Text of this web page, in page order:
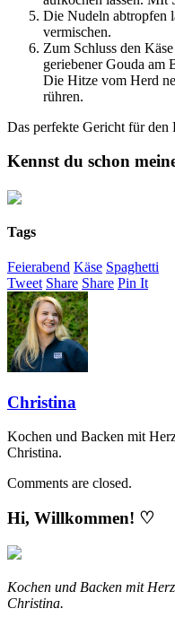
Die Nudeln abtropfen
vermischen.
Zum Schluss den
geriebener Gouda am
Die Hitze vom Herd
rühren.
Das perfekte Gericht für den
Kennst du schon
Tags
Feierabend Käse Spaghetti
Tweet Share Share Pin It
Christina
Kochen und Backen mit
Christina.
Comments are closed.
Hi, Willkommen! ♡
Kochen und Backen mit
Christina.